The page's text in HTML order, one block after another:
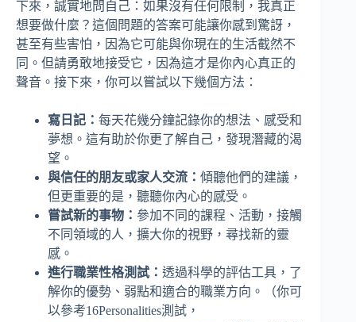
下來，誠實地問自己：如果沒有任何限制，我真正
想要做什麼？這個問題的答案可能讓你感到驚訝，
甚至有些害怕，因為它可能與你現在的生活截然不
同。但請勇敢地接受它，因為這才是你內心真正的
聲音。接下來，你可以嘗試以下幾個方法：
寫日記： 每天花幾分鐘記錄你的想法、感受和
夢想。這有助於你更了解自己，發現潛藏的渴
望。
與信任的朋友或家人交流： 傾聽他們的建議，
但更重要的是，聽聽你內心的感受。
嘗試新的事物： 參加不同的課程、活動，接觸
不同領域的人，擴大你的視野，尋找新的靈
感。
進行職業性格測試： 透過科學的評估工具，了
解你的優勢、弱點和適合的職業方向。（你可
以參考16Personalities測試，